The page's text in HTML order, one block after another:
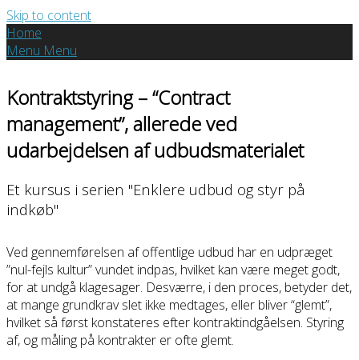
Skip to content
Home
Menu Menu
Kontraktstyring – “Contract
management”, allerede ved
udarbejdelsen af udbudsmaterialet
Et kursus i serien "Enklere udbud og styr på
indkøb"
Ved gennemførelsen af offentlige udbud har en udpræget
”nul-fejls kultur” vundet indpas, hvilket kan være meget godt,
for at undgå klagesager. Desværre, i den proces, betyder det,
at mange grundkrav slet ikke medtages, eller bliver “glemt”,
hvilket så først konstateres efter kontraktindgåelsen. Styring
af, og måling på kontrakter er ofte glemt.